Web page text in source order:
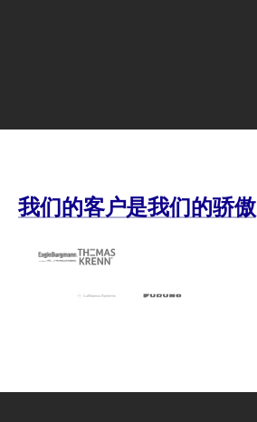
我们的客户是我们的骄傲